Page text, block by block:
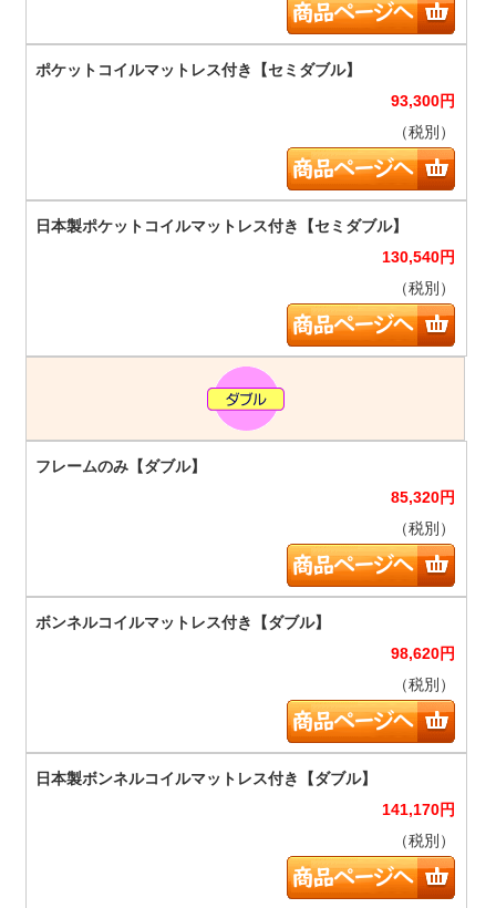
93,300円
（税別）
130,540円
（税別）
85,320円
（税別）
98,620円
（税別）
141,170円
（税別）